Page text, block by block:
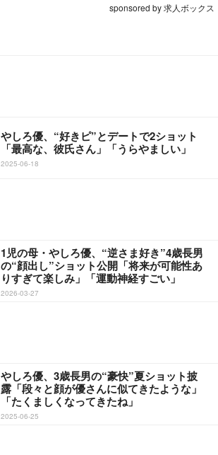
sponsored by 求人ボックス
しろ優、“好きピ”とデートで2ショット
「最高な、彼氏さん」「うらやましい」
2025-06-18
1児の母・やしろ優、“逆さま好き”4歳長男
の“顔出し”ショット公開「将来が可能性あ
りすぎて楽しみ」「運動神経すごい」
2026-03-27
しろ優、3歳長男の“豪快”夏ショット披
露「段々と顔が優さんに似てきたような」
「たくましくなってきたね」
2025-06-25